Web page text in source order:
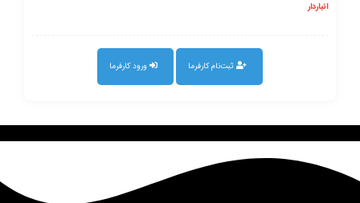
انباردار
ثبت‌نام کارفرما ورود کارفرما